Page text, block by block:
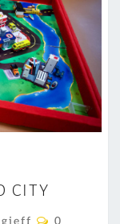
CITY
C
0